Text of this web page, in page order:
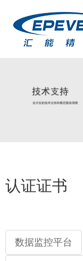
认证证书
数据监控平台